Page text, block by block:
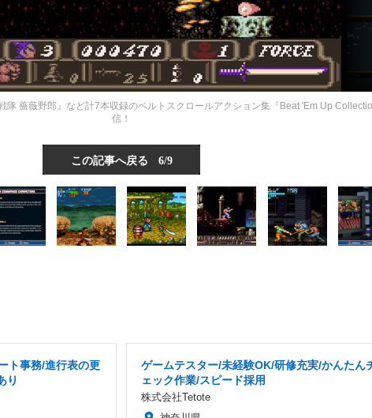
隊 薔薇野郎』など計7本収録のベルトスクロールアクション集『Beat 'Em Up
信！
この記事へ戻る 6/9
ト事務/進行表の更
り
ゲームテスター/未経験OK/研修充実/かんたん
ェック作業/スピード採用
株式会社Tetote